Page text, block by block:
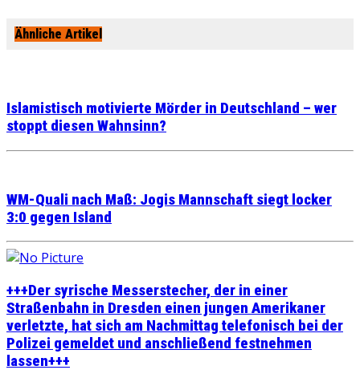
Ähnliche Artikel
Islamistisch motivierte Mörder in Deutschland – wer
stoppt diesen Wahnsinn?
WM-Quali nach Maß: Jogis Mannschaft siegt locker
3:0 gegen Island
+++Der syrische Messerstecher, der in einer
Straßenbahn in Dresden einen jungen Amerikaner
verletzte, hat sich am Nachmittag telefonisch bei der
Polizei gemeldet und anschließend festnehmen
lassen+++